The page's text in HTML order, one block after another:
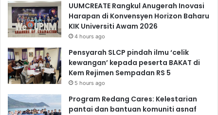
UUMCREATE Rangkul Anugerah Inovasi
Harapan di Konvensyen Horizon Baharu
KIK Universiti Awam 2026
4 hours ago
Pensyarah SLCP pindah ilmu ‘celik
kewangan’ kepada peserta BAKAT di
Kem Rejimen Sempadan RS 5
5 hours ago
Program Redang Cares: Kelestarian
pantai dan bantuan komuniti asnaf